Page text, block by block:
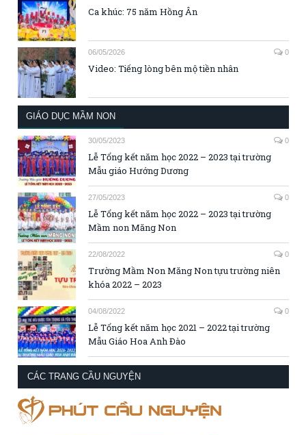
Ca khúc: 75 năm Hồng Ân
06/05/2026 0
Video: Tiếng lòng bên mộ tiền nhân
GIÁO DỤC MẦM NON
30/05/2023 0
Lễ Tổng kết năm học 2022 – 2023 tại trường
Mẫu giáo Hướng Dương
27/05/2023 0
Lễ Tổng kết năm học 2022 – 2023 tại trường
Mầm non Măng Non
22/08/2022 0
Trường Mầm Non Măng Non tựu trường niên
khóa 2022 – 2023
04/08/2022 0
Lễ Tổng kết năm học 2021 – 2022 tại trường
Mẫu Giáo Hoa Anh Đào
CÁC TRANG CẦU NGUYỆN